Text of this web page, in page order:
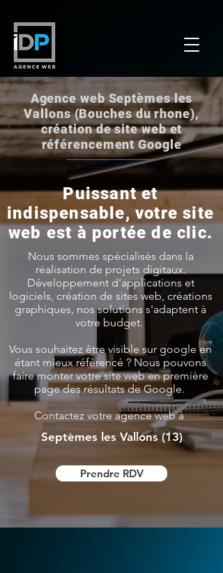
Agence web Septèmes les
Vallons (Bouches du rhone),
création de site web et
référencement Google
Puissant et
indispensable, votre site
web est à portée de clic.
Nous sommes spécialisés dans la
réalisation de projets digitaux.
Développement d'applications et
logiciels, création de sites web, créations
graphiques, nos solutions s'adaptent à
votre budget.
Vous souhaitez être visible sur google en
étant mieux référencé ? Nous pouvons
faire monter votre site web en première
page des résultats de Google.
Contactez votre agence web à
Septèmes les Vallons (13)
Prendre RDV